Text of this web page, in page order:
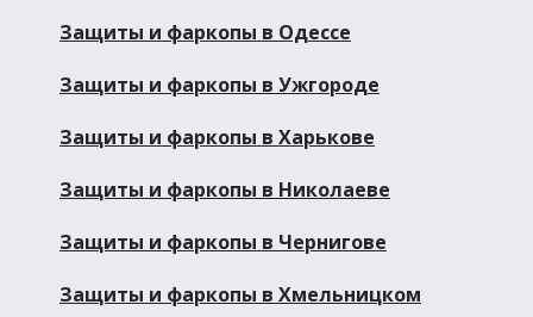
Защиты и фаркопы в Одессе
Защиты и фаркопы в Ужгороде
Защиты и фаркопы в Харькове
Защиты и фаркопы в Николаеве
Защиты и фаркопы в Чернигове
Защиты и фаркопы в Хмельницком